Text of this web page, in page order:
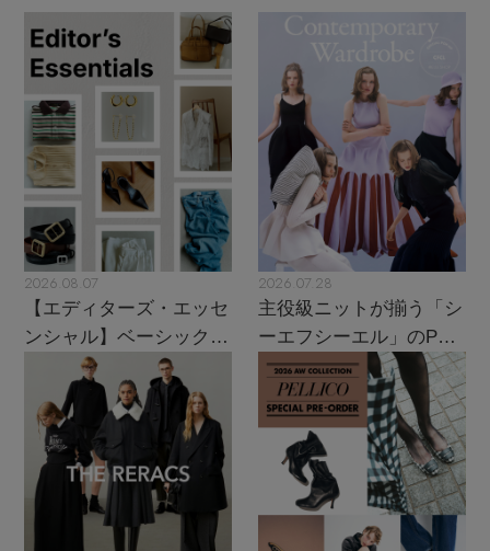
2026.08.07
【エディターズ・エッセ
ンシャル】ベーシックと
トレンドが交差する16の
2026.07.28
主役級ニットが揃う「シ
ーエフシーエル」のPOP
UPがスタート